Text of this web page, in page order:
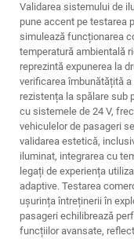
Validarea sistemului de
pune accent pe testarea
simulează funcționarea
temperatură ambientală
reprezintă expunerea la
verificarea îmbunătățită
rezistența la spălare sub
cu sistemele de 24 V,
vehiculelor de pasageri
validarea estetică,
iluminat, integrarea cu
legați de experiența
adaptive. Testarea
ușurința întreținerii în
pasageri echilibrează
funcțiilor avansate,